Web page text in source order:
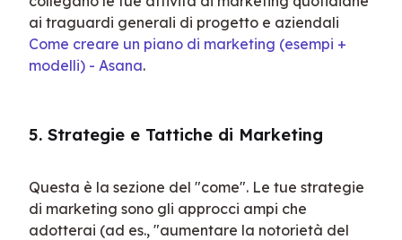
Come creare un piano di marketing (esempi +
modelli) - Asana.
5. Strategie e Tattiche di Marketing
Questa è la sezione del "come". Le tue strategie
di marketing sono gli approcci ampi che
adotterai (ad es., "aumentare la notorietà del